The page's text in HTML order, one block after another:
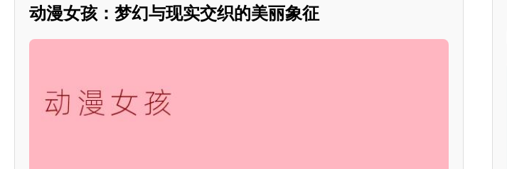
动漫女孩：梦幻与现实交织的美丽象征